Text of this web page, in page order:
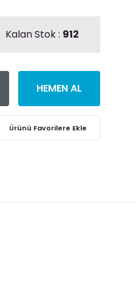
Kalan Stok : 912
HEMEN AL